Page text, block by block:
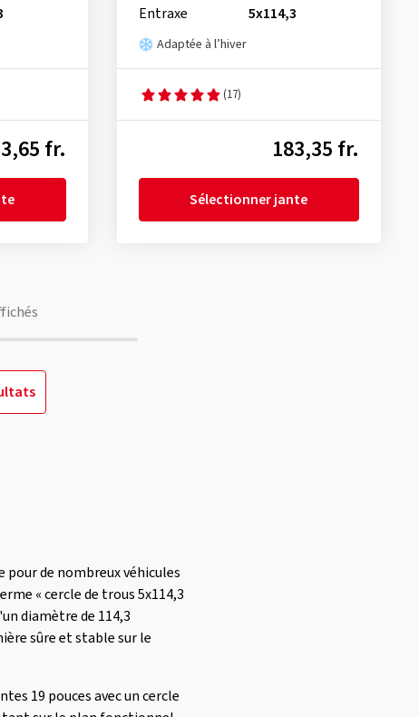
fr.
Entraxe
5x114,3
Adaptée à l’hiver
(17)
183,35 fr.
Sélectionner jante
pour de nombreux véhicules
« cercle de trous 5x114,3
diamètre de 114,3
sûre et stable sur le
19 pouces avec un cercle